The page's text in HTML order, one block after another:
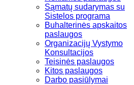
Sąmatų sudarymas su
Sistelos programa
Buhalterinės apskaitos
paslaugos
Organizacijų Vystymo
Konsultacijos
Teisinės paslaugos
Kitos paslaugos
Darbo pasiūlymai